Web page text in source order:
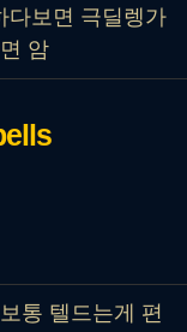
다보면 극딜렝가
암
통 텔드는게 편